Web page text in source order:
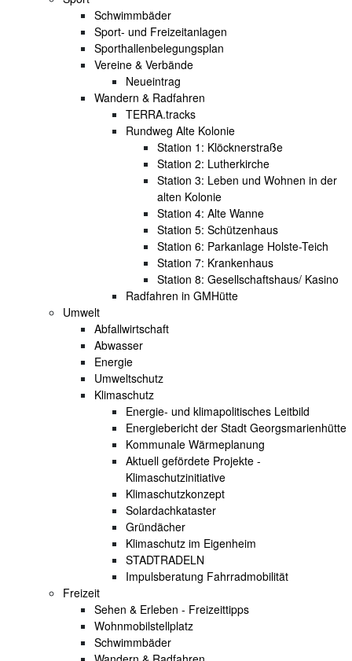
Schwimmbäder
Sport- und Freizeitanlagen
Sporthallenbelegungsplan
Vereine & Verbände
Neueintrag
Wandern & Radfahren
TERRA.tracks
Rundweg Alte Kolonie
Station 1: Klöcknerstraße
Station 2: Lutherkirche
Station 3: Leben und Wohnen in der
alten Kolonie
Station 4: Alte Wanne
Station 5: Schützenhaus
Station 6: Parkanlage Holste-Teich
Station 7: Krankenhaus
Station 8: Gesellschaftshaus/ Kasino
Radfahren in GMHütte
Umwelt
Abfallwirtschaft
Abwasser
Energie
Umweltschutz
Klimaschutz
Energie- und klimapolitisches Leitbild
Energiebericht der Stadt Georgsmarienhütte
Kommunale Wärmeplanung
Aktuell gefördete Projekte -
Klimaschutzinitiative
Klimaschutzkonzept
Solardachkataster
Gründächer
Klimaschutz im Eigenheim
STADTRADELN
Impulsberatung Fahrradmobilität
Freizeit
Sehen & Erleben - Freizeittipps
Wohnmobilstellplatz
Schwimmbäder